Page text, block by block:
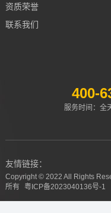
资质荣誉
联系我们
400-
服务时间：全
友情链接：
Copyright © 2022 All Rights
所有 粤ICP备2023040136号-1